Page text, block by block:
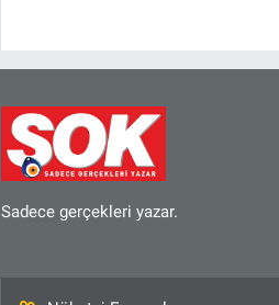
Sadece gerçekleri yazar.